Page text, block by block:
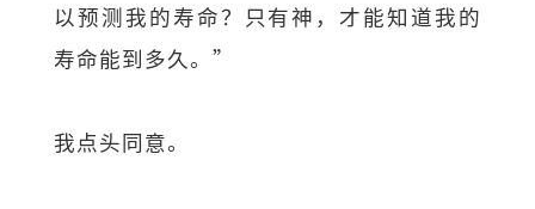
以预测我的寿命？只有神，才能知道我的
寿命能到多久。”
我点头同意。